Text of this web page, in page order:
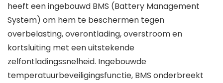
heeft een ingebouwd BMS (Battery Management
System) om hem te beschermen tegen
overbelasting, overontlading, overstroom en
kortsluiting met een uitstekende
zelfontladingssnelheid. Ingebouwde
temperatuurbeveiligingsfunctie, BMS onderbreekt